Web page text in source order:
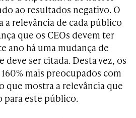
ao resultados negativo. O
a relevância de cada público
que os CEOs devem ter
ano há uma mudança de
ser citada. Desta vez, os
mais preocupados com
que mostra a relevância que
para este público.